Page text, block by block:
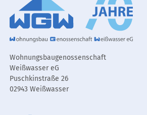
Wohnungsbaugenossenschaft
Weißwasser eG
Puschkinstraße 26
02943 Weißwasser